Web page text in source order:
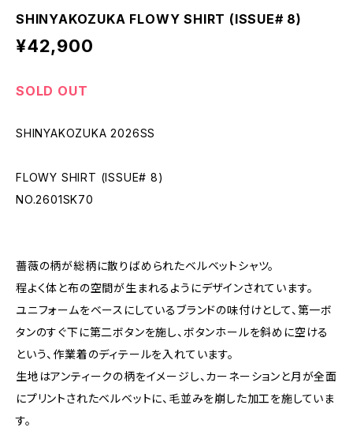
SHINYAKOZUKA FLOWY SHIRT (ISSUE# 8)
¥42,900
SOLD OUT
SHINYAKOZUKA 2026SS
FLOWY SHIRT (ISSUE# 8)
NO.2601SK70
薔薇の柄が総柄に散りばめられたベルベットシャツ。
程よく体と布の空間が生まれるようにデザインされています。
ユニフォームをベースにしているブランドの味付けとして、第一ボ
タンのすぐ下に第二ボタンを施し、ボタンホールを斜めに空ける
という、作業着のディテールを入れています。
生地はアンティークの柄をイメージし、カーネーションと月が全面
にプリントされたベルベットに、毛並みを崩した加工を施していま
す。